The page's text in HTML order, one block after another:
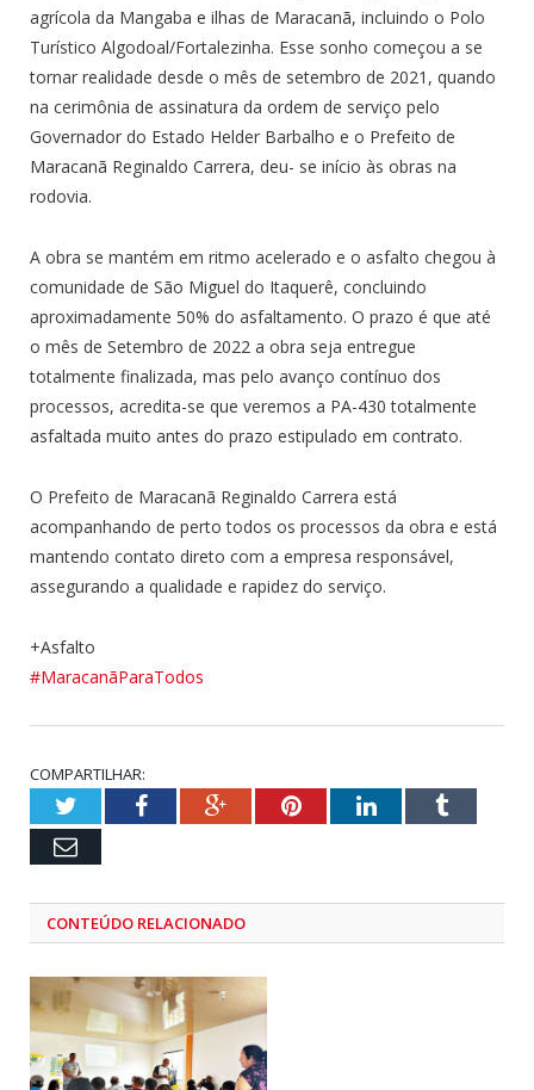
agrícola da Mangaba e ilhas de Maracanã, incluindo o Polo
Turístico Algodoal/Fortalezinha. Esse sonho começou a se
tornar realidade desde o mês de setembro de 2021, quando
na cerimônia de assinatura da ordem de serviço pelo
Governador do Estado Helder Barbalho e o Prefeito de
Maracanã Reginaldo Carrera, deu- se início às obras na
rodovia.
A obra se mantém em ritmo acelerado e o asfalto chegou à
comunidade de São Miguel do Itaquerê, concluindo
aproximadamente 50% do asfaltamento. O prazo é que até
o mês de Setembro de 2022 a obra seja entregue
totalmente finalizada, mas pelo avanço contínuo dos
processos, acredita-se que veremos a PA-430 totalmente
asfaltada muito antes do prazo estipulado em contrato.
O Prefeito de Maracanã Reginaldo Carrera está
acompanhando de perto todos os processos da obra e está
mantendo contato direto com a empresa responsável,
assegurando a qualidade e rapidez do serviço.
+Asfalto
#MaracanãParaTodos
COMPARTILHAR:
TwitterFacebookGoogle+PinterestLinkedInTumblr
Email
CONTEÚDO RELACIONADO